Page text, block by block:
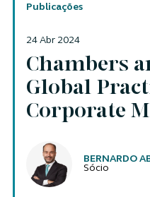
Publicações
24 Abr 2024
Chambers
Global
Corporate
Autores
BERNARDO
Sócio